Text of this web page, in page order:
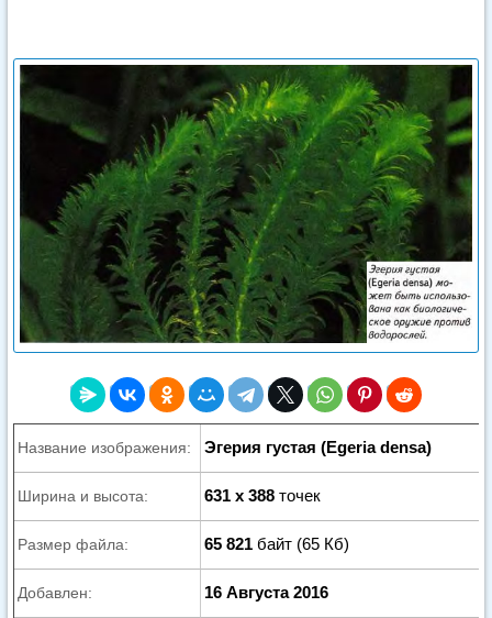
Название изображения: Эгерия густая (Egeria densa)
Ширина и высота: 631 x 388 точек
Размер файла: 65 821 байт (65 Кб)
Добавлен: 16 Августа 2016